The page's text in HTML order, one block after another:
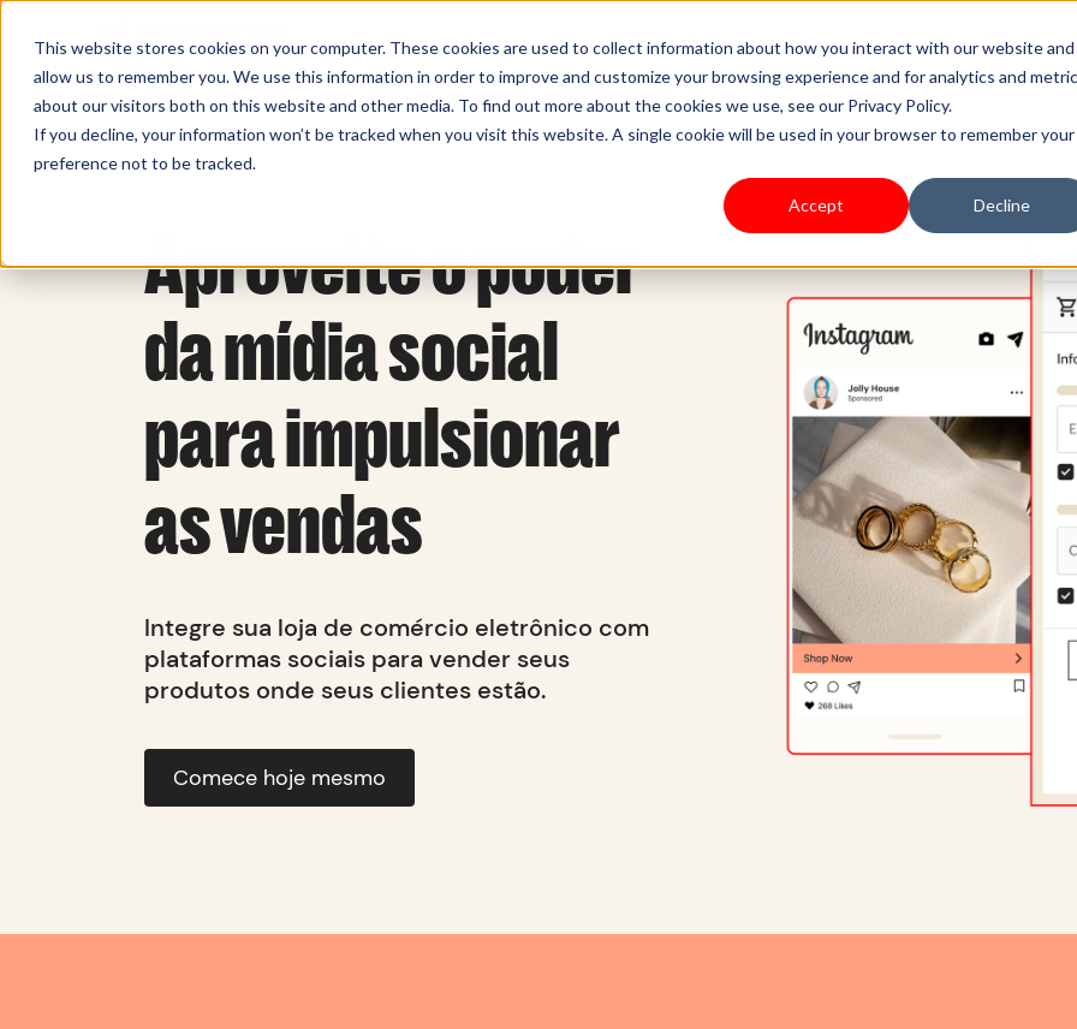
This website stores cookies on your computer. These cookies are used to collect information about how you interact with our website and
allow us to remember you. We use this information in order to improve and customize your browsing experience and for analytics and
about our visitors both on this website and other media. To find out more about the cookies we use, see our Privacy Policy.
If you decline, your information won’t be tracked when you visit this website. A single cookie will be used in your browser to remember your
preference not to be tracked.
Accept Decline
Sell Online Business Type Pricing Shoplazza.cn
Aproveite o poder
da mídia social
para impulsionar
as vendas
Integre sua loja de comércio eletrônico com
plataformas sociais para vender seus
produtos onde seus clientes estão.
Comece hoje mesmo